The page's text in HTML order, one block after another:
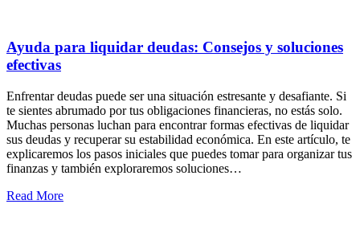
Ayuda para liquidar deudas: Consejos y soluciones
efectivas
Enfrentar deudas puede ser una situación estresante y desafiante. Si
te sientes abrumado por tus obligaciones financieras, no estás solo.
Muchas personas luchan para encontrar formas efectivas de liquidar
sus deudas y recuperar su estabilidad económica. En este artículo, te
explicaremos los pasos iniciales que puedes tomar para organizar tus
finanzas y también exploraremos soluciones…
Read More